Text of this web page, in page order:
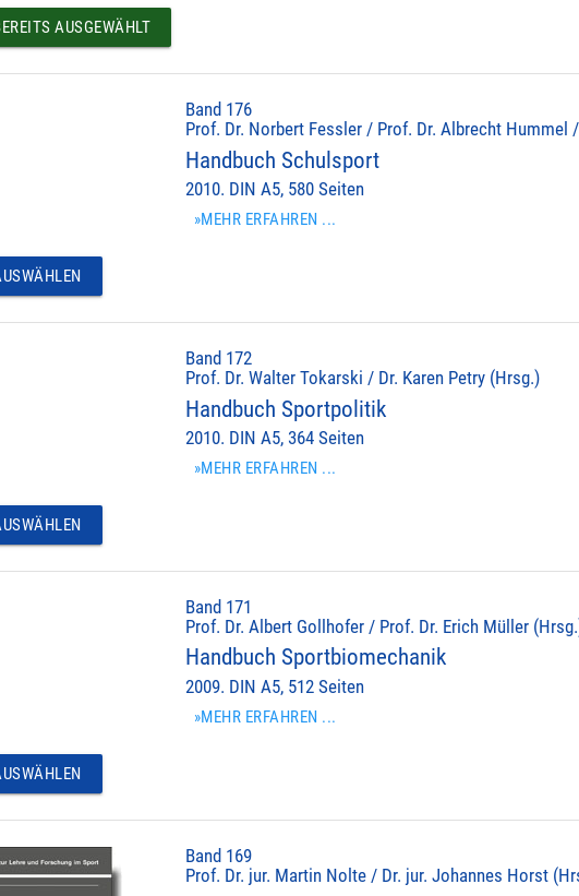
AUSGEWÄHLT
Band 176
Prof. Dr. Norbert Fessler / Prof. Dr. Albrecht Hummel
Handbuch Schulsport
2010. DIN A5, 580 Seiten
»MEHR ERFAHREN ...
Band 172
Prof. Dr. Walter Tokarski / Dr. Karen Petry (Hrsg.)
Handbuch Sportpolitik
2010. DIN A5, 364 Seiten
»MEHR ERFAHREN ...
Band 171
Prof. Dr. Albert Gollhofer / Prof. Dr. Erich Müller
Handbuch Sportbiomechanik
2009. DIN A5, 512 Seiten
»MEHR ERFAHREN ...
Band 169
Prof. Dr. jur. Martin Nolte / Dr. jur. Johannes Horst